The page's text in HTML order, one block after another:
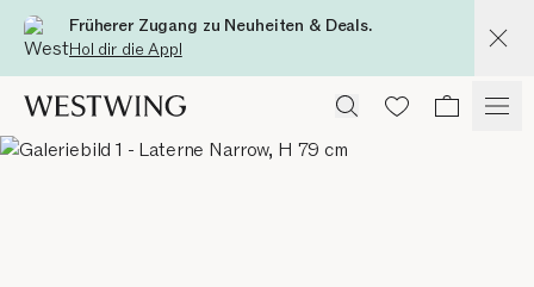
Früherer Zugang zu Neuheiten & Deals.
Hol dir die App!